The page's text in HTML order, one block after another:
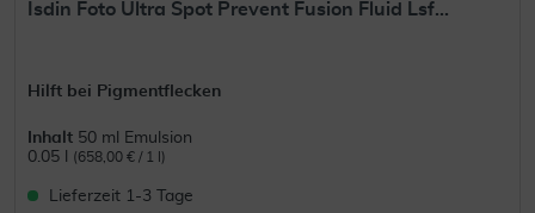
Isdin Foto Ultra Spot Prevent Fusion Fluid Lsf...
Hilft bei Pigmentflecken
Inhalt 50 ml Emulsion
0.05 l
(658,00 € / 1 l)
Lieferzeit 1-3 Tage